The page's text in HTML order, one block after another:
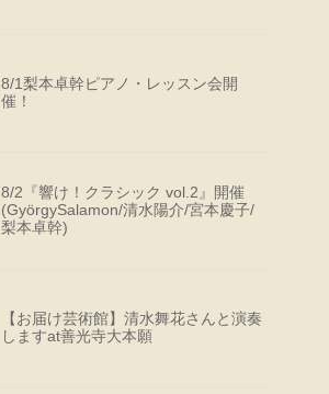
8/1梨本卓幹ピアノ・レッスン会開
催！
8/2『響け！クラシック vol.2』開催
(GyörgySalamon/清水陽介/宮本慶子/
梨本卓幹)
【お届け芸術館】清水舞花さんと演奏
しますat善光寺大本願